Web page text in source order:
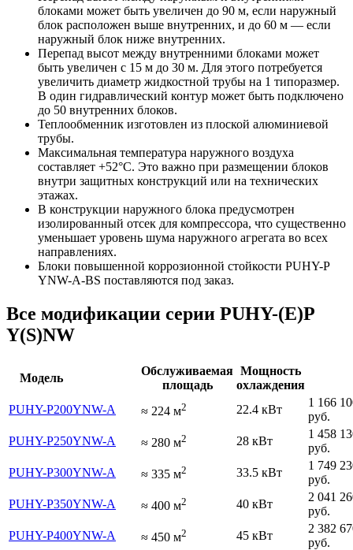
блоками может быть увеличен до 90 м, если наружный
блок расположен выше внутренних, и до 60 м — если
наружный блок ниже внутренних.
Перепад высот между внутренними блоками может
быть увеличен с 15 м до 30 м. Для этого потребуется
увеличить диаметр жидкостной трубы на 1 типоразмер.
В один гидравлический контур может быть подключено
до 50 внутренних блоков.
Теплообменник изготовлен из плоской алюминиевой
трубы.
Максимальная температура наружного воздуха
составляет +52°С. Это важно при размещении блоков
внутри защитных конструкций или на технических
этажах.
В конструкции наружного блока предусмотрен
изолированный отсек для компрессора, что существенно
уменьшает уровень шума наружного агрегата во всех
направлениях.
Блоки повышенной коррозионной стойкости PUHY-P
YNW-A-BS поставляются под заказ.
Все модификации серии PUHY-(E)P
Y(S)NW
Модель
Обслуживаемая
площадь
Мощность
охлаждения
PUHY-P200YNW-A
≈ 224 м2 22.4 кВт
1 166
руб.
PUHY-P250YNW-A
≈ 280 м2 28 кВт
1 458
руб.
PUHY-P300YNW-A
≈ 335 м2 33.5 кВт
1 749
руб.
PUHY-P350YNW-A
≈ 400 м2 40 кВт
2 041
руб.
PUHY-P400YNW-A
≈ 450 м2 45 кВт
2 382
руб.